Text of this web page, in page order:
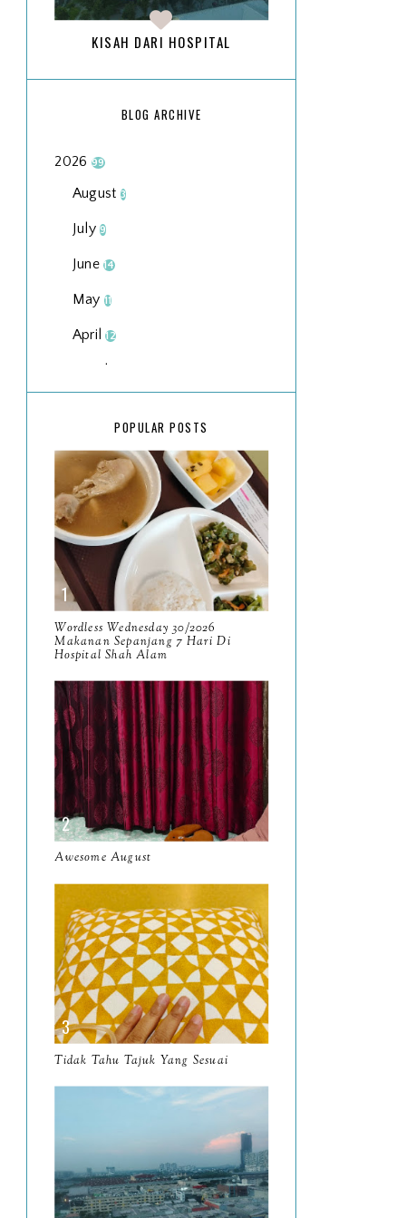
KISAH DARI HOSPITAL
BLOG ARCHIVE
2026 99
August 3
July9
June14
May 11
April12
March
2025134
December15
November
October 13
September
August8
July 14
June 10
May 9
April 9
March11
February
January
2024130
December19
November12
October
September13
July
June5
POPULAR POSTS
Wordless Wednesday 30/2026
Makanan Sepanjang 7 Hari Di
Hospital Shah Alam
Awesome August
Tidak Tahu Tajuk Yang Sesuai